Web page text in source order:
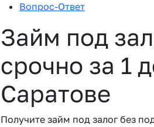
Вопрос-Ответ
Займ под
срочно за 1
Саратове
Получите займ под залог без